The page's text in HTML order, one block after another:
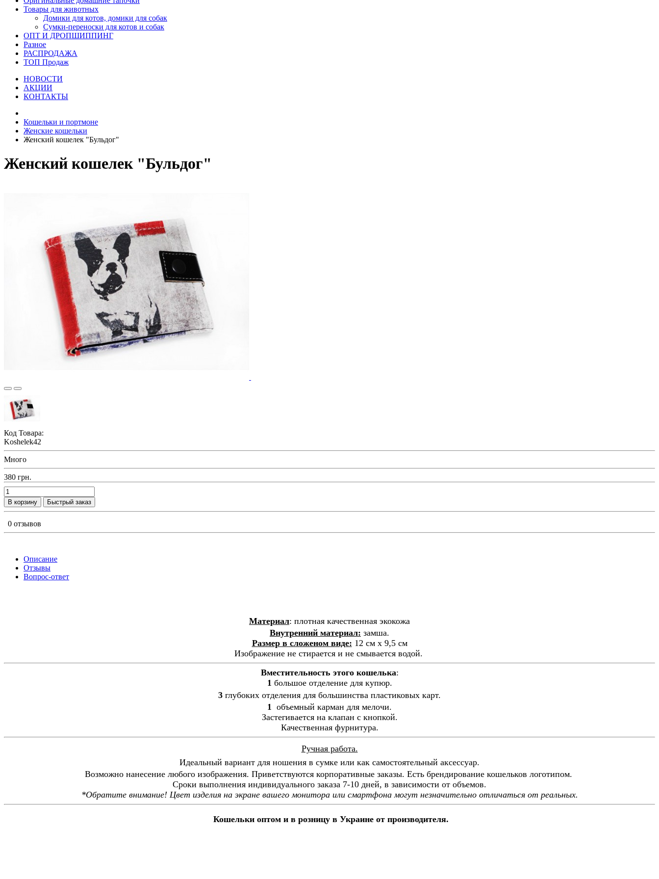
Товары для животных
Домики для котов, домики для собак
Сумки-переноски для котов и собак
ОПТ И ДРОПШИППИНГ
Разное
РАСПРОДАЖА
ТОП Продаж
НОВОСТИ
АКЦИИ
КОНТАКТЫ
Кошельки и портмоне
Женские кошельки
Женский кошелек "Бульдог"
Женский кошелек "Бульдог"
Код Товара:
Koshelek42
Много
380 грн.
В корзину Быстрый заказ
0 отзывов
Описание
Отзывы
Вопрос-ответ
Материал: плотная качественная экокожа
Внутренний материал: замша.
Размер в сложеном виде: 12 см х 9,5 см
Изображение не стирается и не смывается водой.
Вместительность этого кошелька:
1 большое отделение для купюр.
3 глубоких отделения для большинства пластиковых карт.
1
объемный карман для мелочи.
Застегивается на клапан с кнопкой.
Качественная фурнитура.
Ручная работа.
Идеальный вариант для ношения в сумке или как самостоятельный аксессуар.
Возможно нанесение любого изображения. Приветствуются корпоративные заказы. Есть брендирование кошельков логотипом.
Сроки выполнения индивидуального заказа 7-10 дней, в зависимости от объемов.
*Обратите внимание! Цвет изделия на экране вашего монитора или смартфона могут незначительно отличаться от реальных.
Кошельки оптом и в розницу в Украине от производителя.